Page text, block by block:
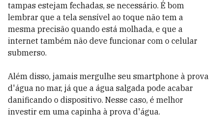
tampas estejam fechadas, se necessário. É bom
lembrar que a tela sensível ao toque não tem a
mesma precisão quando está molhada, e que a
internet também não deve funcionar com o celular
submerso.
Além disso, jamais mergulhe seu smartphone à prova
d'água no mar, já que a água salgada pode acabar
danificando o dispositivo. Nesse caso, é melhor
investir em uma capinha à prova d'água.